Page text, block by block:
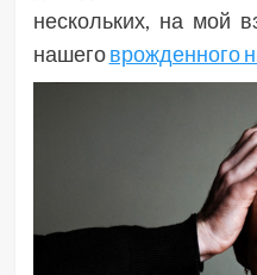
нескольких, на мой
нашеговрожденного